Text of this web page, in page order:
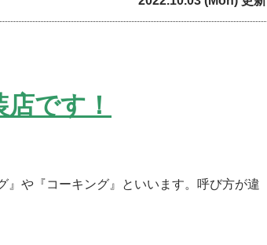
です！
や『コーキング』といいます。呼び方が違